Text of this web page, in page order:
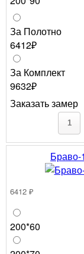
За Полотно
6412₽
За Комплект
9632₽
Заказать замер
Браво-
6412 ₽
200*60